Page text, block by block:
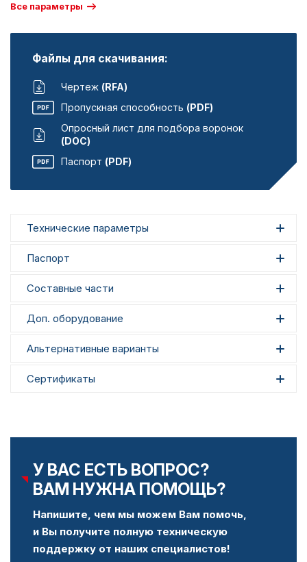
Все параметры
Файлы для скачивания:
Чертеж (RFA)
Пропускная способность (PDF)
Опросный лист для подбора воронок
(DOC)
Паспорт (PDF)
Технические параметры
Паспорт
Составные части
Доп. оборудование
Альтернативные варианты
Сертификаты
У ВАС ЕСТЬ ВОПРОС?
ВАМ НУЖНА ПОМОЩЬ?
Напишите, чем мы можем Вам помочь,
и Вы получите полную техническую
поддержку от наших специалистов!